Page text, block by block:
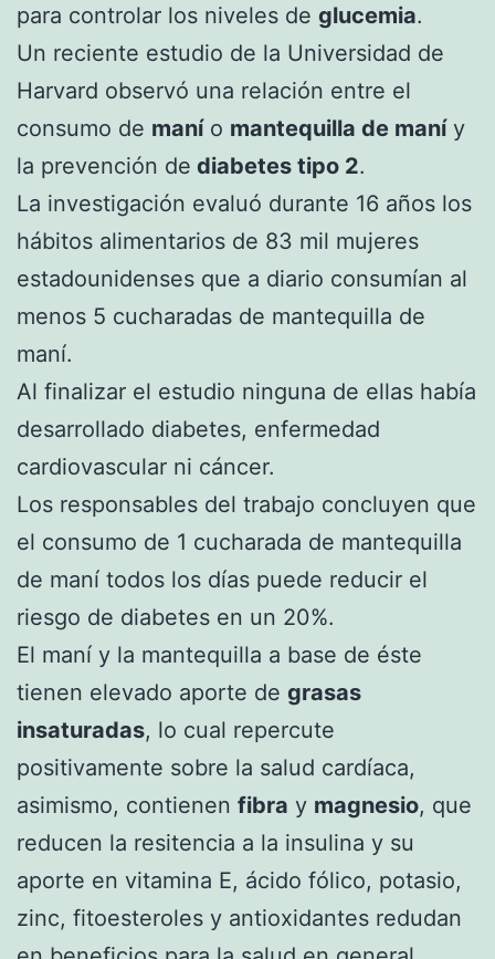
para controlar los niveles de glucemia.
Un reciente estudio de la Universidad de
Harvard observó una relación entre el
consumo de manío mantequilla de maníy
la prevención de diabetes tipo 2.
La investigación evaluó durante 16 años los
hábitos alimentarios de 83 mil mujeres
estadounidenses que a diario consumían al
menos 5 cucharadas de mantequilla de
maní.
Al finalizar el estudio ninguna de ellas había
desarrollado diabetes, enfermedad
cardiovascular ni cáncer.
Los responsables del trabajo concluyen que
el consumo de 1 cucharada de mantequilla
de maní todos los días puede reducir el
riesgo de diabetes en un 20%.
El maní y la mantequilla a base de éste
tienen elevado aporte de grasas
insaturadas, lo cual repercute
positivamente sobre la salud cardíaca,
asimismo, contienen fibra y magnesio, que
reducen la resitencia a la insulina y su
aporte en vitamina E, ácido fólico, potasio,
zinc, fitoesteroles y antioxidantes redudan